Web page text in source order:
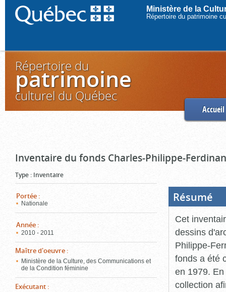
Ministère de la
Répertoire du patrimoine
Répertoire du
patrimoine
culturel du Québec
Accueil
Inventaire du fonds Charles-Philippe-
Type : Inventaire
Portée :
Nationale
Année :
2010 - 2011
Maître d'oeuvre :
Ministère de la Culture, des Communications et
de la Condition féminine
Exécutant :
Résumé
Cet
dessins
Philippe-
fonds a été
en 1979.
collection